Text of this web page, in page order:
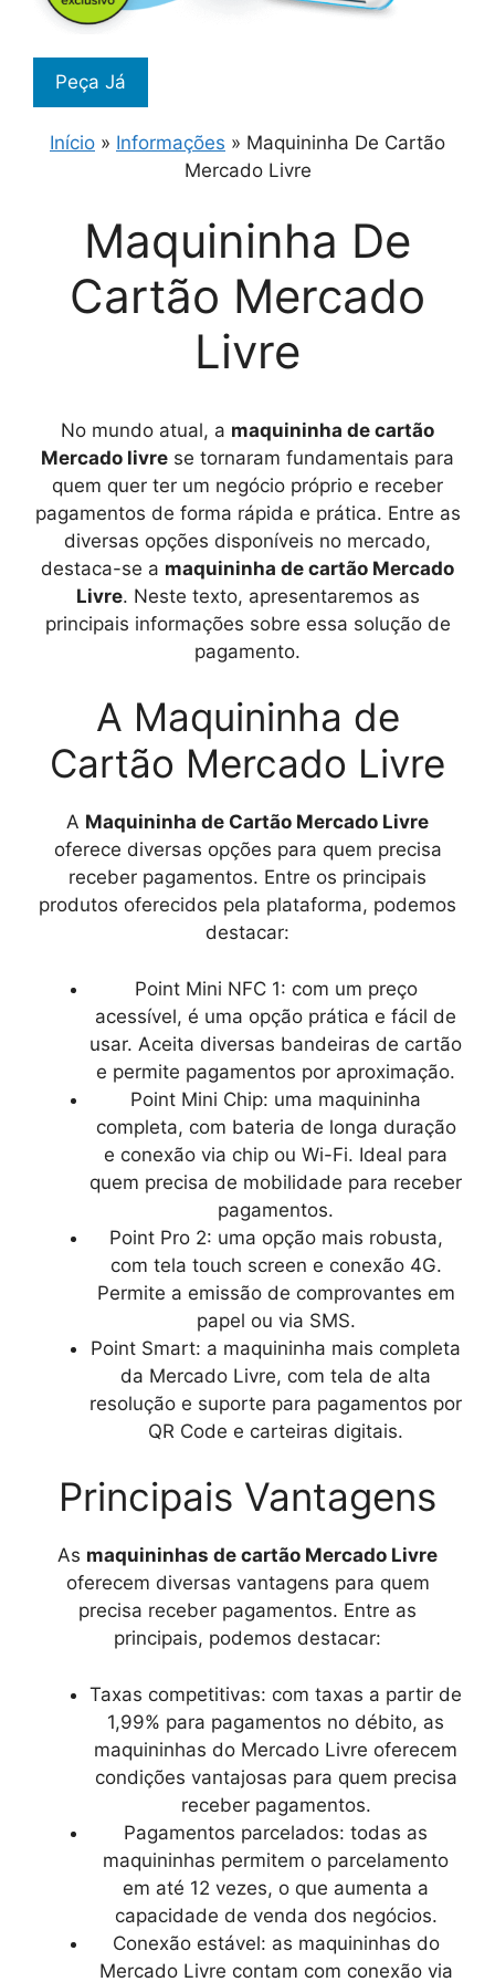
Peça Já
Início » Informações » Maquininha De Cartão
Mercado Livre
Maquininha De
Cartão Mercado
Livre
No mundo atual, a maquininha de cartão
Mercado livre se tornaram fundamentais para
quem quer ter um negócio próprio e receber
pagamentos de forma rápida e prática. Entre as
diversas opções disponíveis no mercado,
destaca-se a maquininha de cartão Mercado
Livre. Neste texto, apresentaremos as
principais informações sobre essa solução de
pagamento.
A Maquininha de
Cartão Mercado Livre
A Maquininha de Cartão Mercado Livre
oferece diversas opções para quem precisa
receber pagamentos. Entre os principais
produtos oferecidos pela plataforma, podemos
destacar:
Point Mini NFC 1: com um preço
acessível, é uma opção prática e fácil de
usar. Aceita diversas bandeiras de cartão
e permite pagamentos por aproximação.
Point Mini Chip: uma maquininha
completa, com bateria de longa duração
e conexão via chip ou Wi-Fi. Ideal para
quem precisa de mobilidade para receber
pagamentos.
Point Pro 2: uma opção mais robusta,
com tela touch screen e conexão 4G.
Permite a emissão de comprovantes em
papel ou via SMS.
Point Smart: a maquininha mais completa
da Mercado Livre, com tela de alta
resolução e suporte para pagamentos por
QR Code e carteiras digitais.
Principais Vantagens
As maquininhas de cartão Mercado Livre
oferecem diversas vantagens para quem
precisa receber pagamentos. Entre as
principais, podemos destacar:
Taxas competitivas: com taxas a partir de
1,99% para pagamentos no débito, as
maquininhas do Mercado Livre oferecem
condições vantajosas para quem precisa
receber pagamentos.
Pagamentos parcelados: todas as
maquininhas permitem o parcelamento
em até 12 vezes, o que aumenta a
capacidade de venda dos negócios.
Conexão estável: as maquininhas do
Mercado Livre contam com conexão via